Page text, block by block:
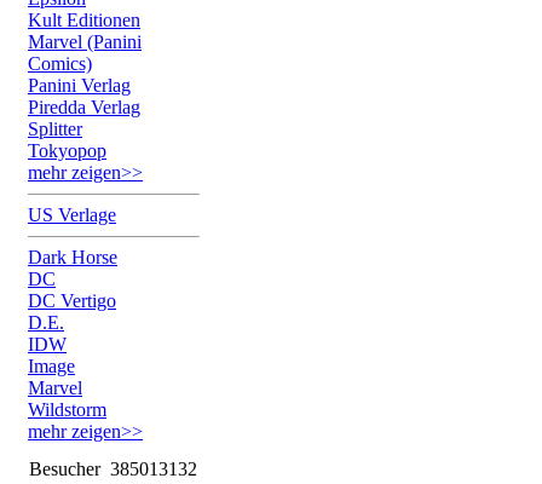
Kult Editionen
Marvel (Panini
Comics)
Panini Verlag
Piredda Verlag
Splitter
Tokyopop
mehr zeigen>>
US Verlage
Dark Horse
DC
DC Vertigo
D.E.
IDW
Image
Marvel
Wildstorm
mehr zeigen>>
Besucher 385013132